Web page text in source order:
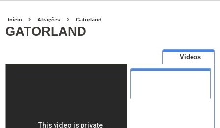
Início Atrações Gatorland
GATORLAND
Videos